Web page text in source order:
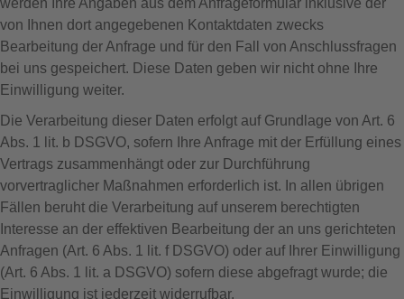
werden Ihre Angaben aus dem Anfrageformular inklusive der
von Ihnen dort angegebenen Kontaktdaten zwecks
Bearbeitung der Anfrage und für den Fall von Anschlussfragen
bei uns gespeichert. Diese Daten geben wir nicht ohne Ihre
Einwilligung weiter.
Die Verarbeitung dieser Daten erfolgt auf Grundlage von Art. 6
Abs. 1 lit. b DSGVO, sofern Ihre Anfrage mit der Erfüllung eines
Vertrags zusammenhängt oder zur Durchführung
vorvertraglicher Maßnahmen erforderlich ist. In allen übrigen
Fällen beruht die Verarbeitung auf unserem berechtigten
Interesse an der effektiven Bearbeitung der an uns gerichteten
Anfragen (Art. 6 Abs. 1 lit. f DSGVO) oder auf Ihrer Einwilligung
(Art. 6 Abs. 1 lit. a DSGVO) sofern diese abgefragt wurde; die
Einwilligung ist jederzeit widerrufbar.